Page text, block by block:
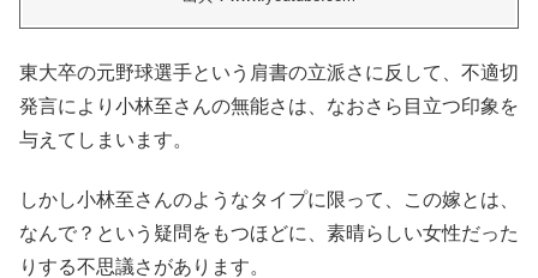
東大卒の元野球選手という肩書の立派さに反して、不適切
発言により小林至さんの無能さは、なおさら目立つ印象を
与えてしまいます。
しかし小林至さんのようなタイプに限って、この嫁とは、
なんで？という疑問をもつほどに、素晴らしい女性だった
りする不思議さがあります。